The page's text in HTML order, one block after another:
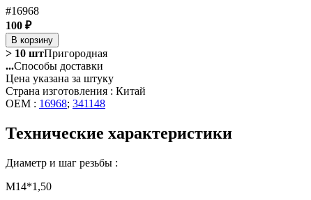
#16968
100 ₽
В корзину
> 10 штПригородная
...Способы доставки
Цена указана за штуку
Страна изготовления : Китай
OEM : 16968; 341148
Технические характеристики
Диаметр и шаг резьбы :
М14*1,50